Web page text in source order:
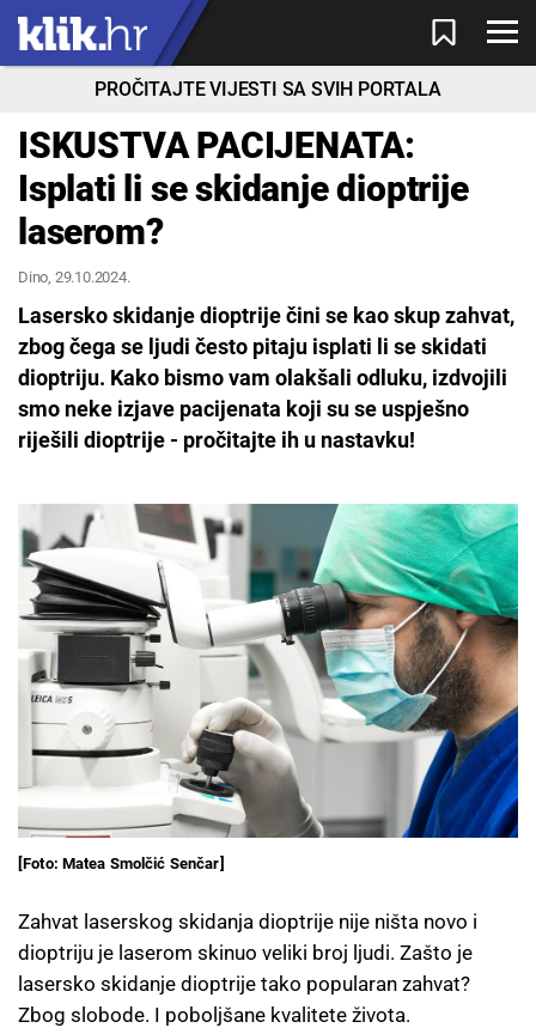
PROČITAJTE VIJESTI SA SVIH PORTALA
ISKUSTVA PACIJENATA:
Isplati li se skidanje dioptrije
laserom?
Dino, 29.10.2024.
Lasersko skidanje dioptrije čini se kao skup zahvat,
zbog čega se ljudi često pitaju isplati li se skidati
dioptriju. Kako bismo vam olakšali odluku, izdvojili
smo neke izjave pacijenata koji su se uspješno
riješili dioptrije - pročitajte ih u nastavku!
[Foto: Matea Smolčić Senčar]
Zahvat laserskog skidanja dioptrije nije ništa novo i
dioptriju je laserom skinuo veliki broj ljudi. Zašto je
lasersko skidanje dioptrije tako popularan zahvat?
Zbog slobode. I poboljšane kvalitete života.